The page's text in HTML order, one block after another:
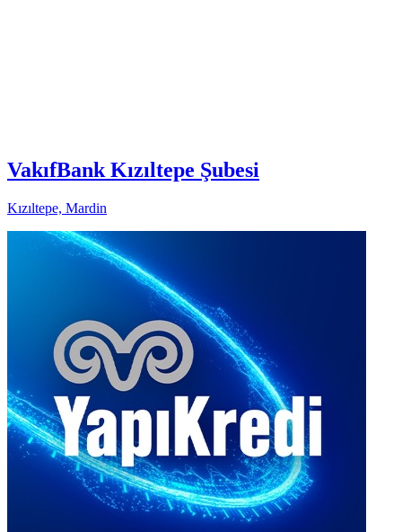
VakıfBank Kızıltepe Şubesi
Kızıltepe, Mardin